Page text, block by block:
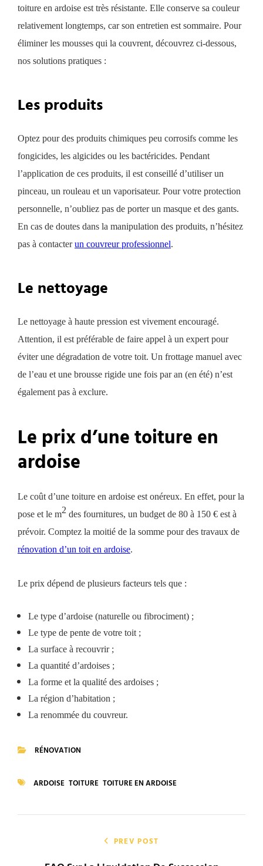
toiture en ardoise est très résistante. Elle conserve sa couleur
relativement longtemps, car son entretien est sommaire. Pour
éliminer les mousses qui la couvrent, découvrez ci-dessous,
nos solutions pratiques :
Les produits
Optez pour des produits chimiques peu corrosifs comme les
fongicides, les algicides ou les bactéricides. Pendant
l’application de ces produits, il est conseillé d’utiliser un
pinceau, un rouleau et un vaporisateur. Pour votre protection
personnelle, n’oubliez pas de porter un masque et des gants.
En cas de doutes dans la manipulation des produits, n’hésitez
pas à contacterun couvreur professionnel.
Le nettoyage
Le nettoyage à haute pression est vivement encouragé.
Attention, il est préférable de faire appel à un expert pour
éviter une dégradation de votre toit. Un frottage manuel avec
de l’eau et une brousse rigide une fois par an (en été) n’est
également pas à exclure.
Le prix d’une toiture en
ardoise
Le coût d’une toiture en ardoise est onéreux. En effet, pour la
pose et le m2 des fournitures, un budget de 80 à 150 € est à
prévoir. Comptez la moitié de la somme pour des travaux de
rénovation d’un toit en ardoise.
Le prix dépend de plusieurs facteurs tels que :
Le type d’ardoise (naturelle ou fibrociment) ;
Le type de pente de votre toit ;
La surface à recouvrir ;
La quantité d’ardoises ;
La forme et la qualité des ardoises ;
La région d’habitation ;
La renommée du couvreur.
RÉNOVATION
ARDOISE TOITURE TOITURE EN ARDOISE
PREV POST